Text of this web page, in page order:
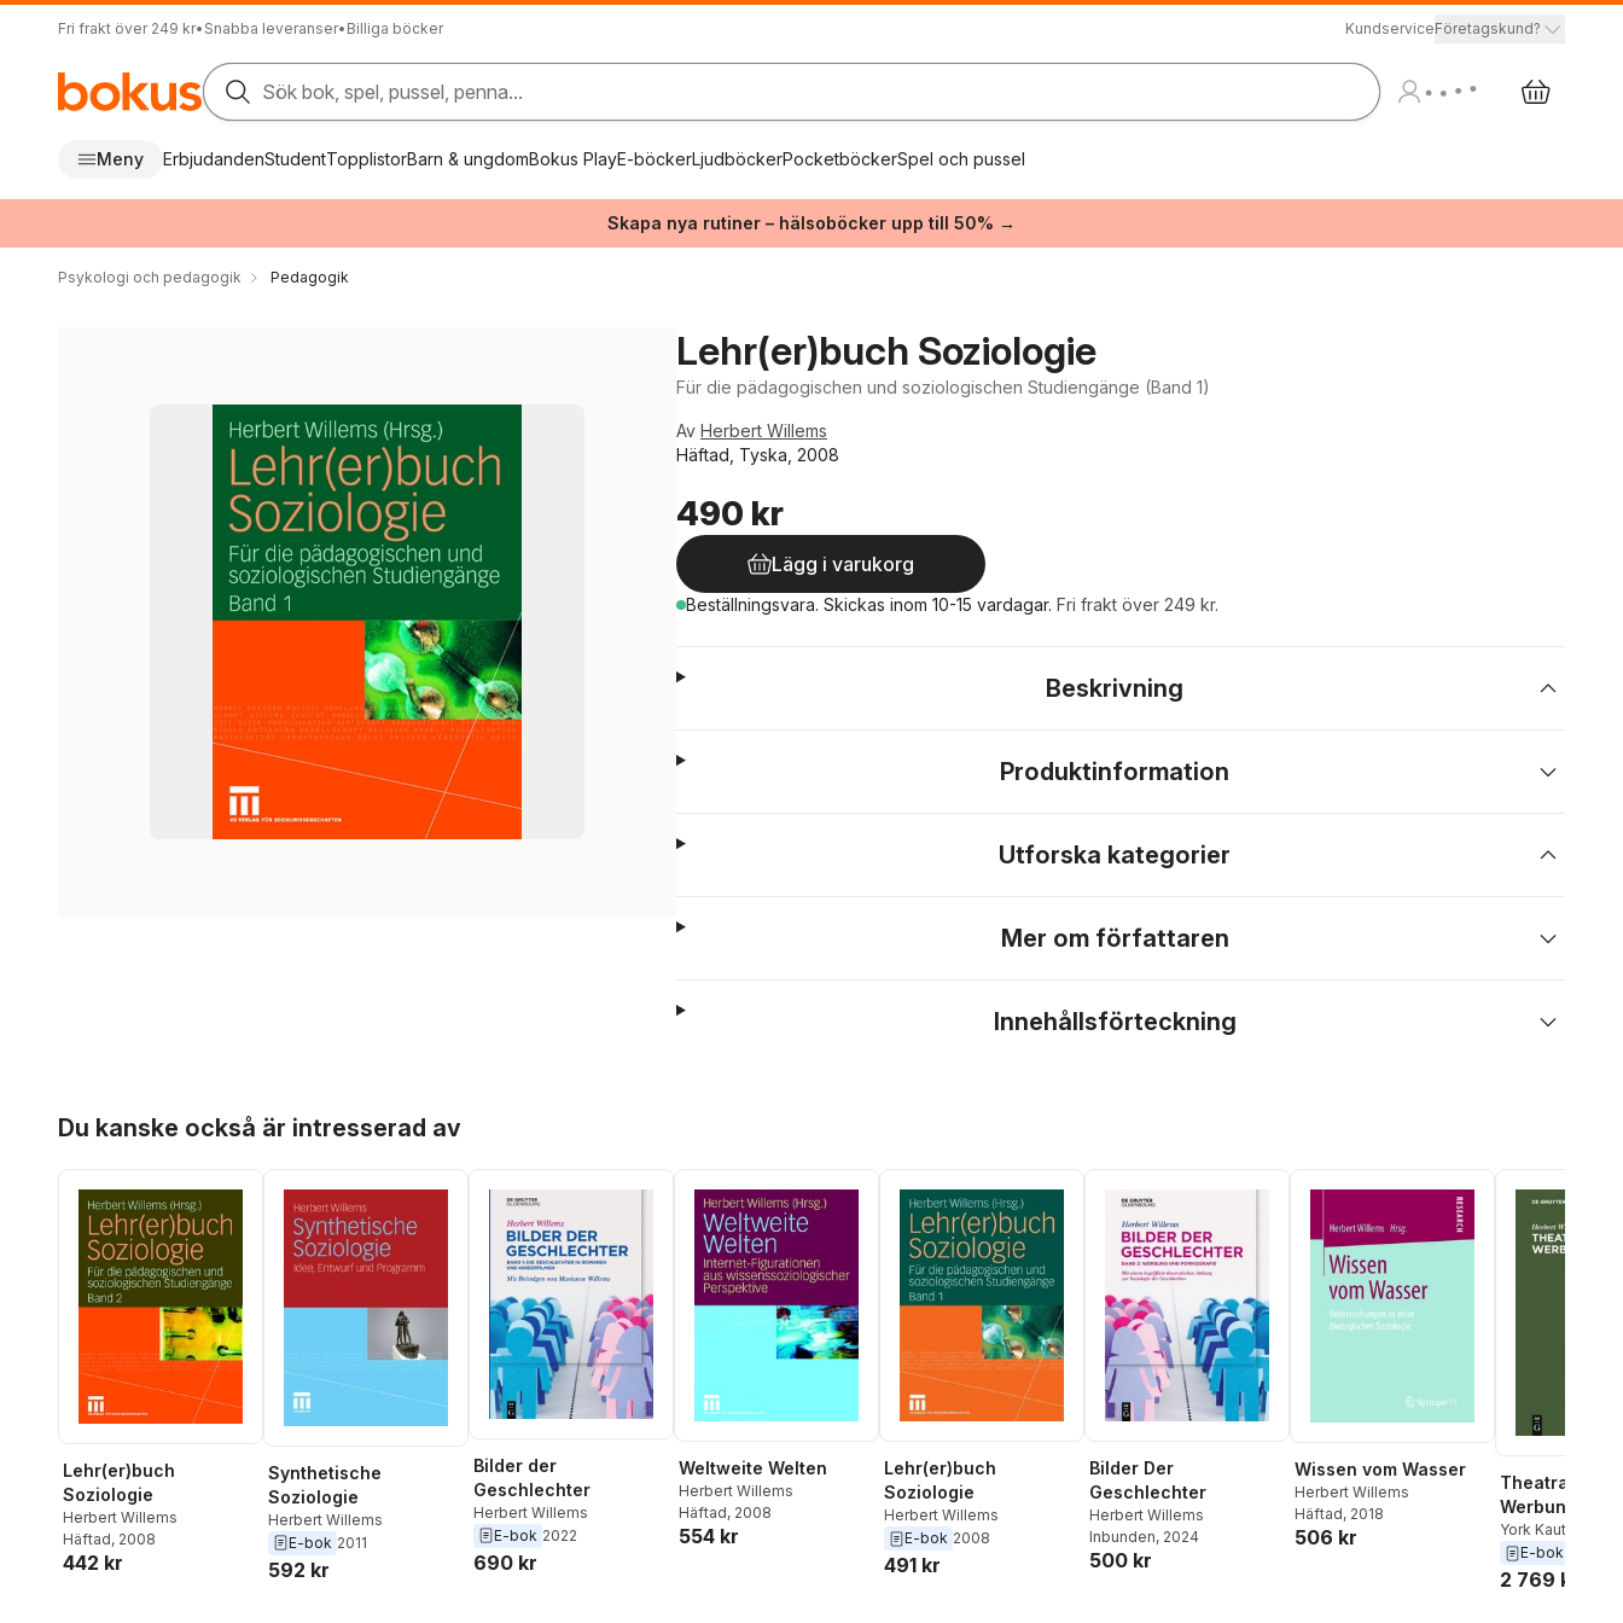
Fri frakt över 249 kr• Snabba leveranser• Billiga böcker KundserviceFöretagskund?
Sök bok, spel, pussel, penna...
Meny ErbjudandenStudentTopplistorBarn & ungdomBokus PlayE-böckerLjudböckerPocketböckerSpel och pussel
Skapa nya rutiner – hälsoböcker upp till 50% →
Psykologi och pedagogik Pedagogik
Lehr(er)buch Soziologie
Für die pädagogischen und soziologischen Studiengänge (Band 1)
Av Herbert Willems
Häftad, Tyska, 2008
490 kr
Lägg i varukorg
Beställningsvara. Skickas inom 10-15 vardagar. Fri frakt över 249 kr.
Beskrivning
Produktinformation
Utforska kategorier
Mer om författaren
Innehållsförteckning
Du kanske också är intresserad av
Lehr(er)buch
Soziologie
Herbert Willems
Häftad, 2008
442 kr
Synthetische
Soziologie
Herbert Willems
E-bok 2011
592 kr
Bilder der
Geschlechter
Herbert Willems
E-bok 2022
690 kr
Weltweite Welten
Herbert Willems
Häftad, 2008
554 kr
Lehr(er)buch
Soziologie
Herbert Willems
E-bok 2008
491 kr
Bilder Der
Geschlechter
Herbert Willems
Inbunden, 2024
500 kr
Wissen vom Wasser
Herbert Willems
Häftad, 2018
506 kr
Theatralität
Werbung
York Kautt
E-bok
2 769 kr